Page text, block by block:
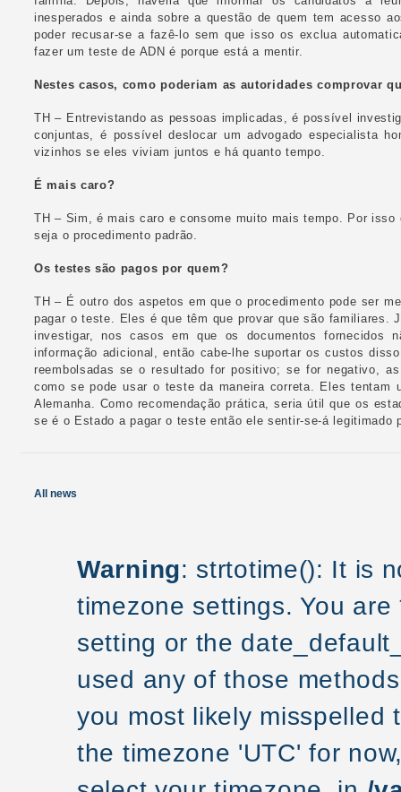
inesperados e ainda sobre a questão de quem tem acesso
poder recusar-se a fazê-lo sem que isso os exclua
fazer um teste de ADN é porque está a mentir.
Nestes casos, como poderiam as autoridades comprovar
TH – Entrevistando as pessoas implicadas, é possível
conjuntas, é possível deslocar um advogado especialista
vizinhos se eles viviam juntos e há quanto tempo.
É mais caro?
TH – Sim, é mais caro e consome muito mais tempo. Por
seja o procedimento padrão.
Os testes são pagos por quem?
TH – É outro dos aspetos em que o procedimento pode ser
pagar o teste. Eles é que têm que provar que são familiares.
investigar, nos casos em que os documentos fornecidos
informação adicional, então cabe-lhe suportar os custos
reembolsadas se o resultado for positivo; se for negativo,
como se pode usar o teste da maneira correta. Eles
Alemanha. Como recomendação prática, seria útil que os
se é o Estado a pagar o teste então ele sentir-se-á legitimado
All news
Warning: strtotime(): It is
timezone settings. You
setting or the
used any of those
you most likely misspelled
the timezone 'UTC' for